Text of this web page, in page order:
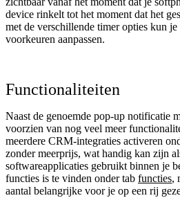
device rinkelt tot het moment dat het
met de verschillende timer opties kun
voorkeuren aanpassen.
Functionaliteiten
Naast de genoemde pop-up notificatie
voorzien van nog veel meer
meerdere CRM-integraties activeren
zonder meerprijs, wat handig kan zijn
softwareapplicaties gebruikt binnen je
functies is te vinden onder tab functies,
aantal belangrijke voor je op een rij